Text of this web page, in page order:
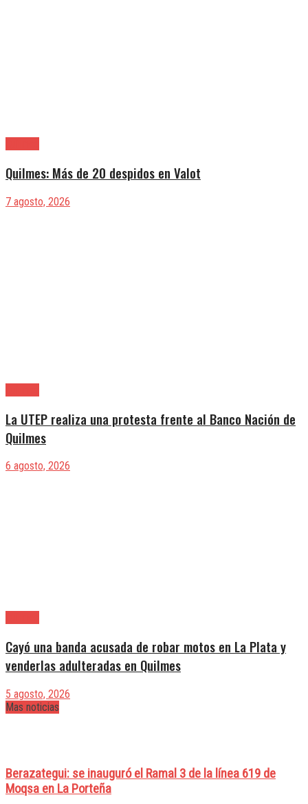
Quilmes: Más de 20 despidos en Valot
7 agosto, 2026
La UTEP realiza una protesta frente al Banco Nación de
Quilmes
6 agosto, 2026
Cayó una banda acusada de robar motos en La Plata y
venderlas adulteradas en Quilmes
5 agosto, 2026
Mas noticias
Berazategui: se inauguró el Ramal 3 de la línea 619 de
Moqsa en La Porteña